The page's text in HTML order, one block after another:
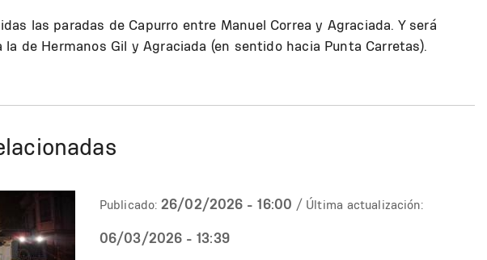
las paradas de Capurro entre Manuel Correa y Agraciada. Y será
la de Hermanos Gil y Agraciada (en sentido hacia Punta Carretas).
Publicado: 26/02/2026 - 16:00 / Última actualización:
06/03/2026 - 13:39